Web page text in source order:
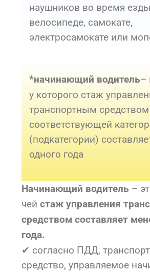
наушников во время
велосипеде, самокате,
электросамокате или
*начинающий водитель–
у которого стаж
транспортным средством
соответствующей
(подкатегории)
одного года
Начинающий водитель –
чейстаж управления
средством составляет
года.
✔ согласно ПДД,
средство, управляемое